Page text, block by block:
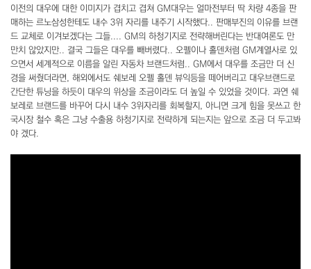
이전의 대우에 대한 이미지가 겹치고 겹쳐 GM대우는 얼마전부터 딱 차량 4종을 판
매하는 르노삼성한테도 내수 3위 자리를 내주기 시작했다.. 판매부진의 이유를 브랜
드 교체로 이겨보겠다는 그들.... GM의 하청기지로 전략해버린다는 반대여론도 만
만치 않았지만.. 결국 그들은 대우를 빼버렸다.. 오펠이나 홀덴처럼 GM계열사로 있
으면서 세계적으로 이름을 알린 자동차 브랜드처럼.. GM에서 대우를 조금만 더 신
경을 써줬더라면, 해외에서도 쉐보레 오펠 홀덴 뷰익등을 떼어버리고 대우브랜드로
간단한 튜닝을 하듯이 대우의 위상을 조금이라도 더 높일 수 있었을 것이다. 과연 쉐
보레로 브랜드를 바꾸어 다시 내수 3위자리를 회복할지, 아니면 크게 힘을 못쓰고 한
국시장 철수 혹은 그냥 수출용 하청기지로 전략하게 되는지는 앞으로 조금 더 두고봐
야 겠다.